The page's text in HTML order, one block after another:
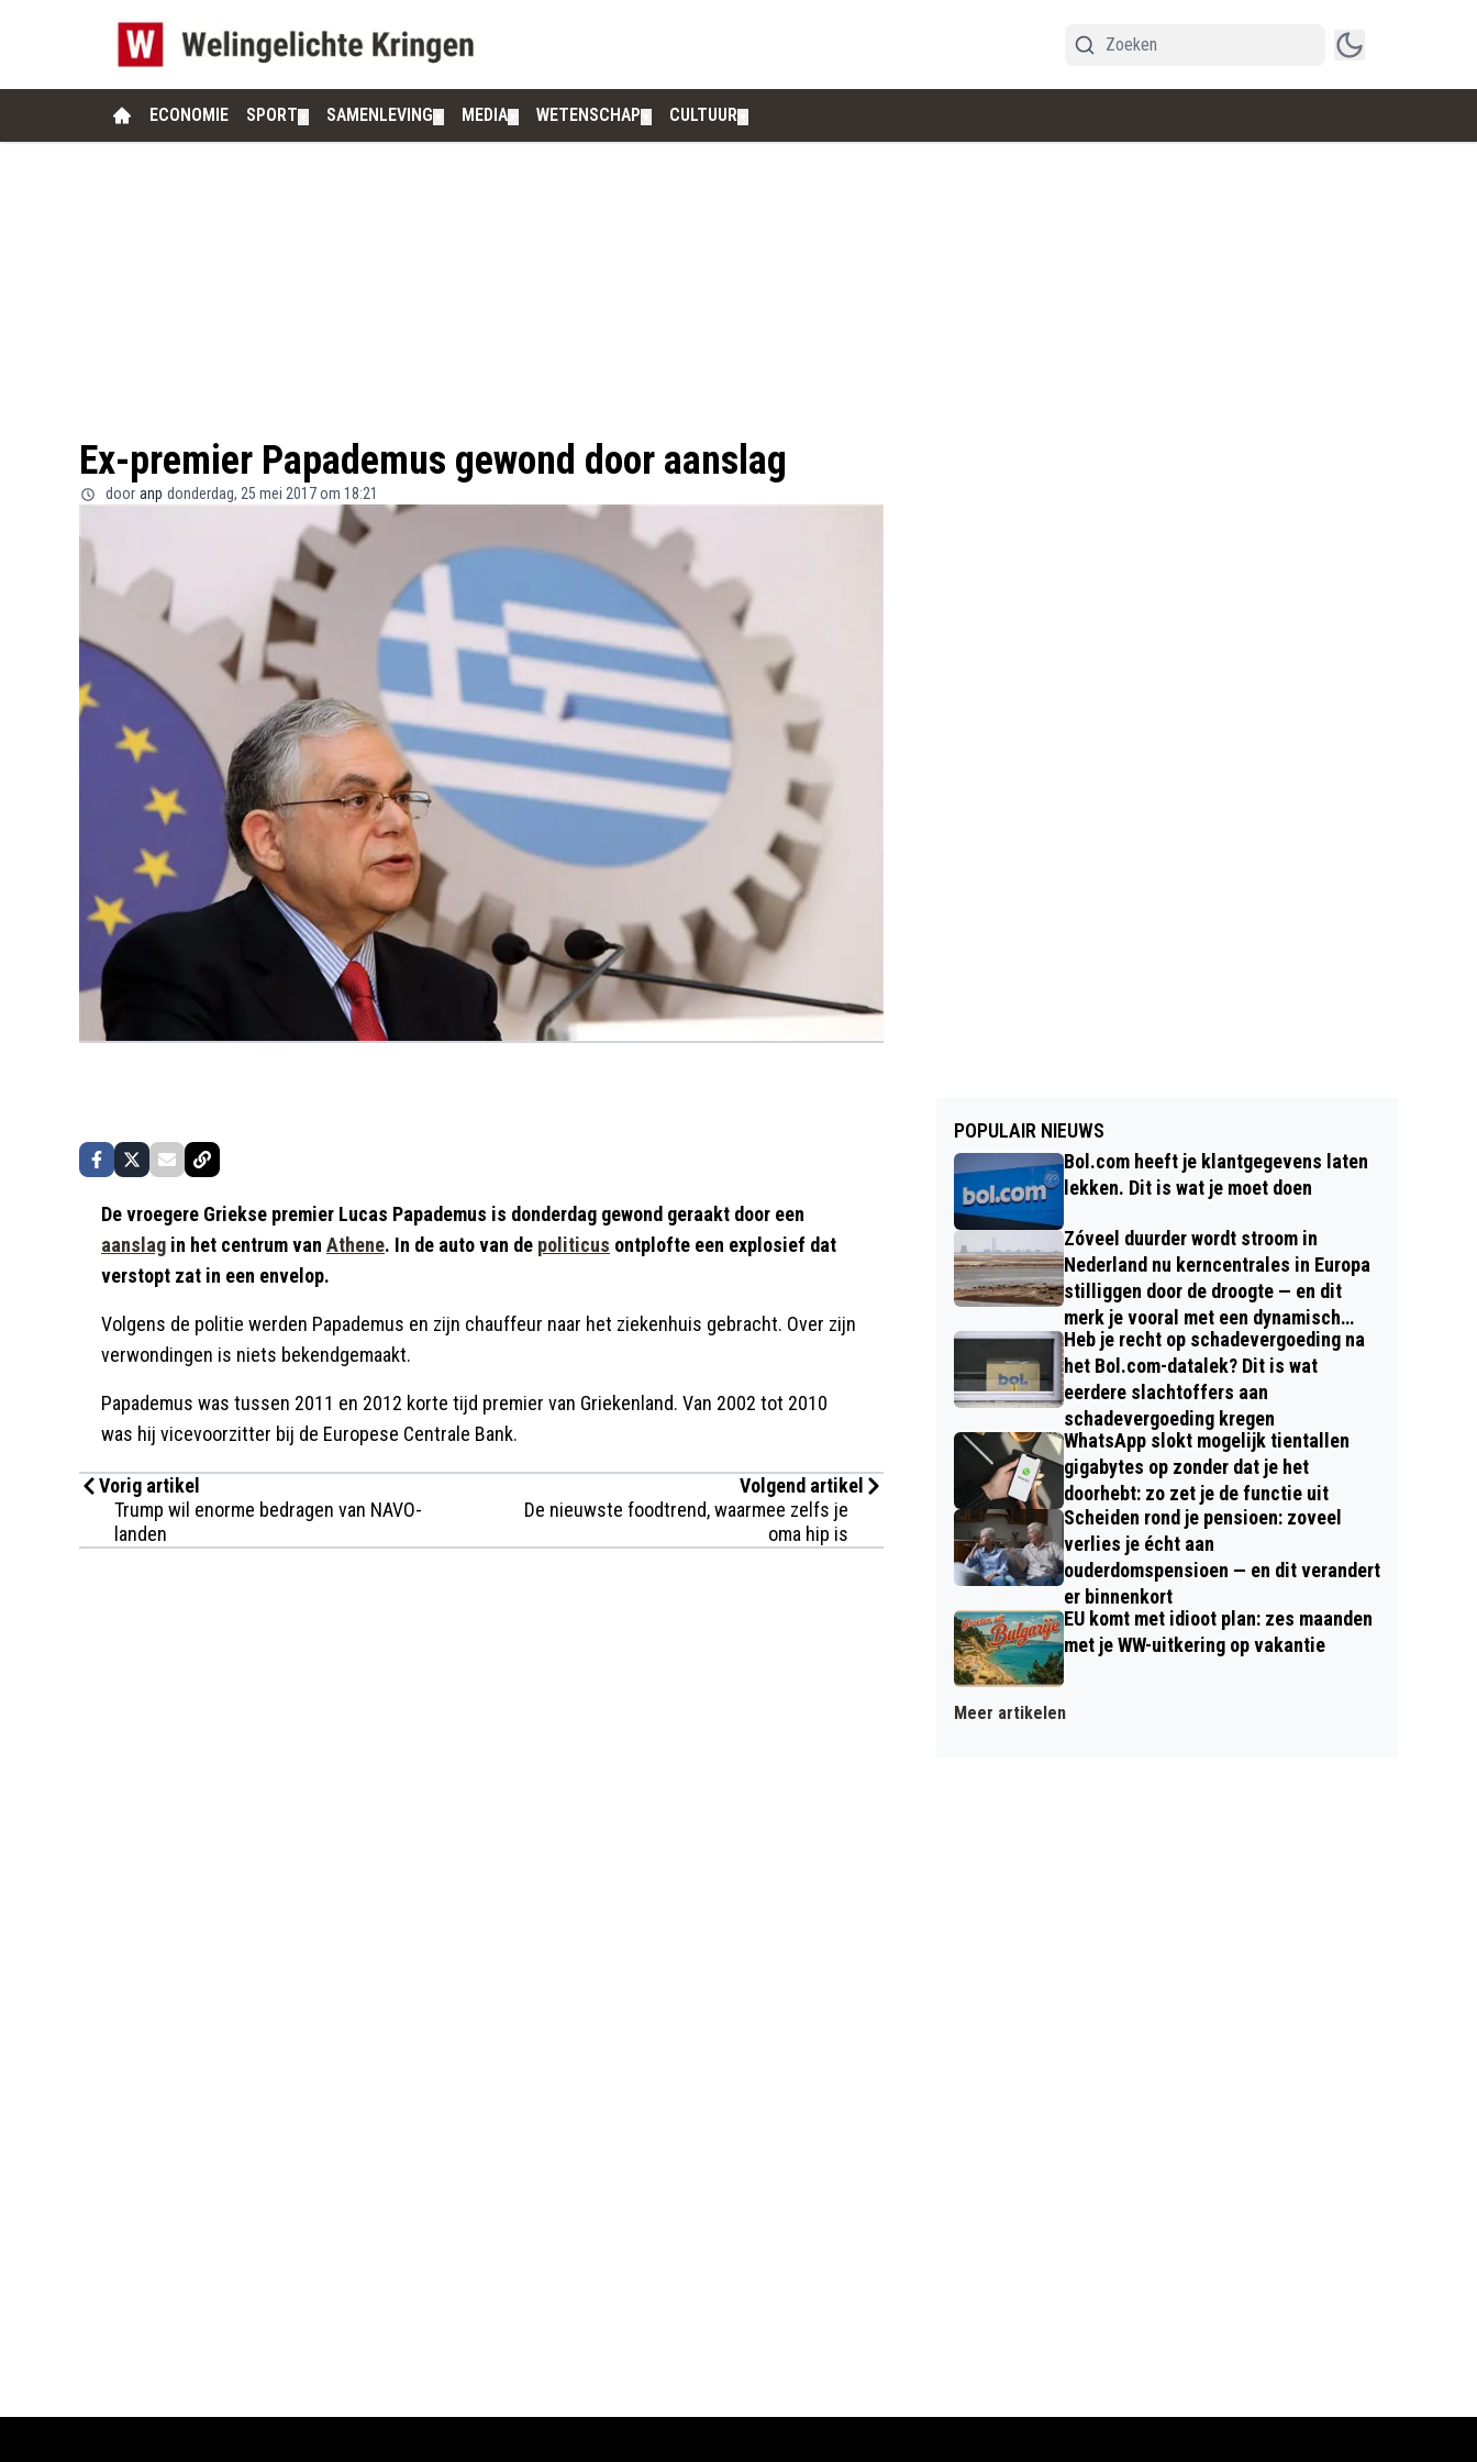
ECONOMIE SPORT SAMENLEVING MEDIA WETENSCHAP CULTUUR
Ex-premier Papademus gewond door aanslag
door anp donderdag, 25 mei 2017 om 18:21
De vroegere Griekse premier Lucas Papademus is donderdag gewond geraakt door een
aanslag in het centrum van Athene. In de auto van de politicus ontplofte een explosief dat
verstopt zat in een envelop.
Volgens de politie werden Papademus en zijn chauffeur naar het ziekenhuis gebracht. Over zijn
verwondingen is niets bekendgemaakt.
Papademus was tussen 2011 en 2012 korte tijd premier van Griekenland. Van 2002 tot 2010
was hij vicevoorzitter bij de Europese Centrale Bank.
Vorig artikel
Trump wil enorme bedragen van NAVO-
landen
Volgend artikel
De nieuwste foodtrend, waarmee zelfs je
oma hip is
POPULAIR NIEUWS
Bol.com heeft je klantgegevens laten
lekken. Dit is wat je moet doen
Zóveel duurder wordt stroom in
Nederland nu kerncentrales in Europa
stilliggen door de droogte — en dit
merk je vooral met een dynamisch
contract
Heb je recht op schadevergoeding na
het Bol.com-datalek? Dit is wat
eerdere slachtoffers aan
schadevergoeding kregen
WhatsApp slokt mogelijk tientallen
gigabytes op zonder dat je het
doorhebt: zo zet je de functie uit
Scheiden rond je pensioen: zoveel
verlies je écht aan
ouderdomspensioen — en dit verandert
er binnenkort
EU komt met idioot plan: zes maanden
met je WW-uitkering op vakantie
Meer artikelen